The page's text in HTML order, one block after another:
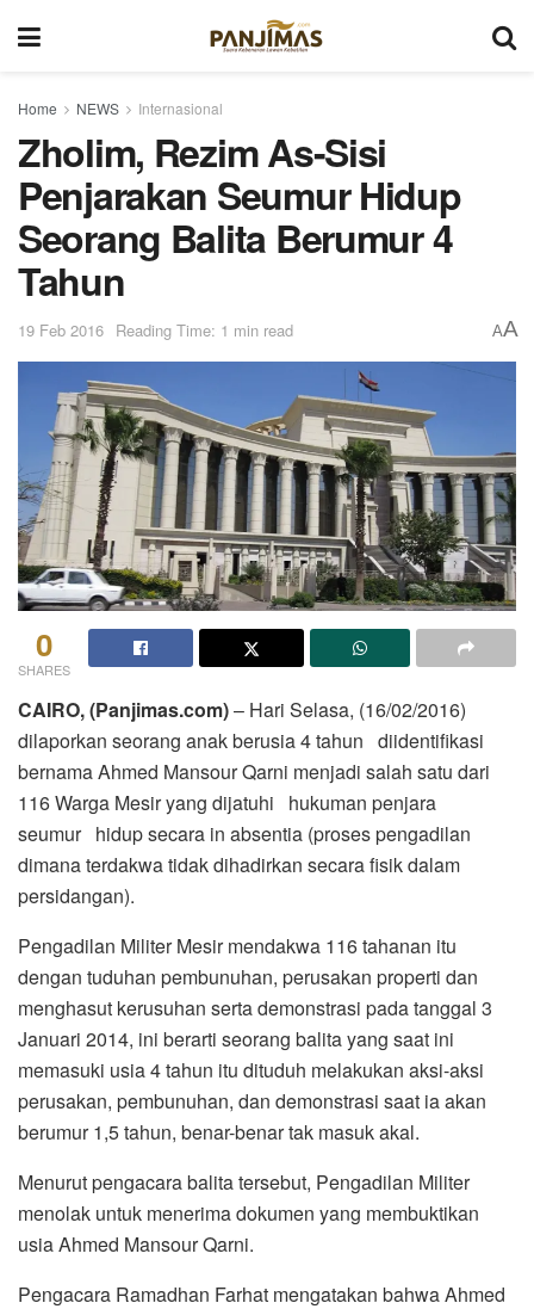
Home NEWS Internasional
Zholim, Rezim As-Sisi
Penjarakan Seumur Hidup
Seorang Balita Berumur 4
Tahun
19 Feb 2016 Reading Time: 1 min read AA
0
SHARES
CAIRO, (Panjimas.com)– Hari Selasa, (16/02/2016)
dilaporkan seorang anak berusia 4 tahun diidentifikasi
bernama Ahmed Mansour Qarni menjadi salah satu dari
116 Warga Mesir yang dijatuhi hukuman penjara
seumur hidup secara in absentia (proses pengadilan
dimana terdakwa tidak dihadirkan secara fisik dalam
persidangan).
Pengadilan Militer Mesir mendakwa 116 tahanan itu
dengan tuduhan pembunuhan, perusakan properti dan
menghasut kerusuhan serta demonstrasi pada tanggal 3
Januari 2014, ini berarti seorang balita yang saat ini
memasuki usia 4 tahun itu dituduh melakukan aksi-aksi
perusakan, pembunuhan, dan demonstrasi saat ia akan
berumur 1,5 tahun, benar-benar tak masuk akal.
Menurut pengacara balita tersebut, Pengadilan Militer
menolak untuk menerima dokumen yang membuktikan
usia Ahmed Mansour Qarni.
Pengacara Ramadhan Farhat mengatakan bahwa Ahmed